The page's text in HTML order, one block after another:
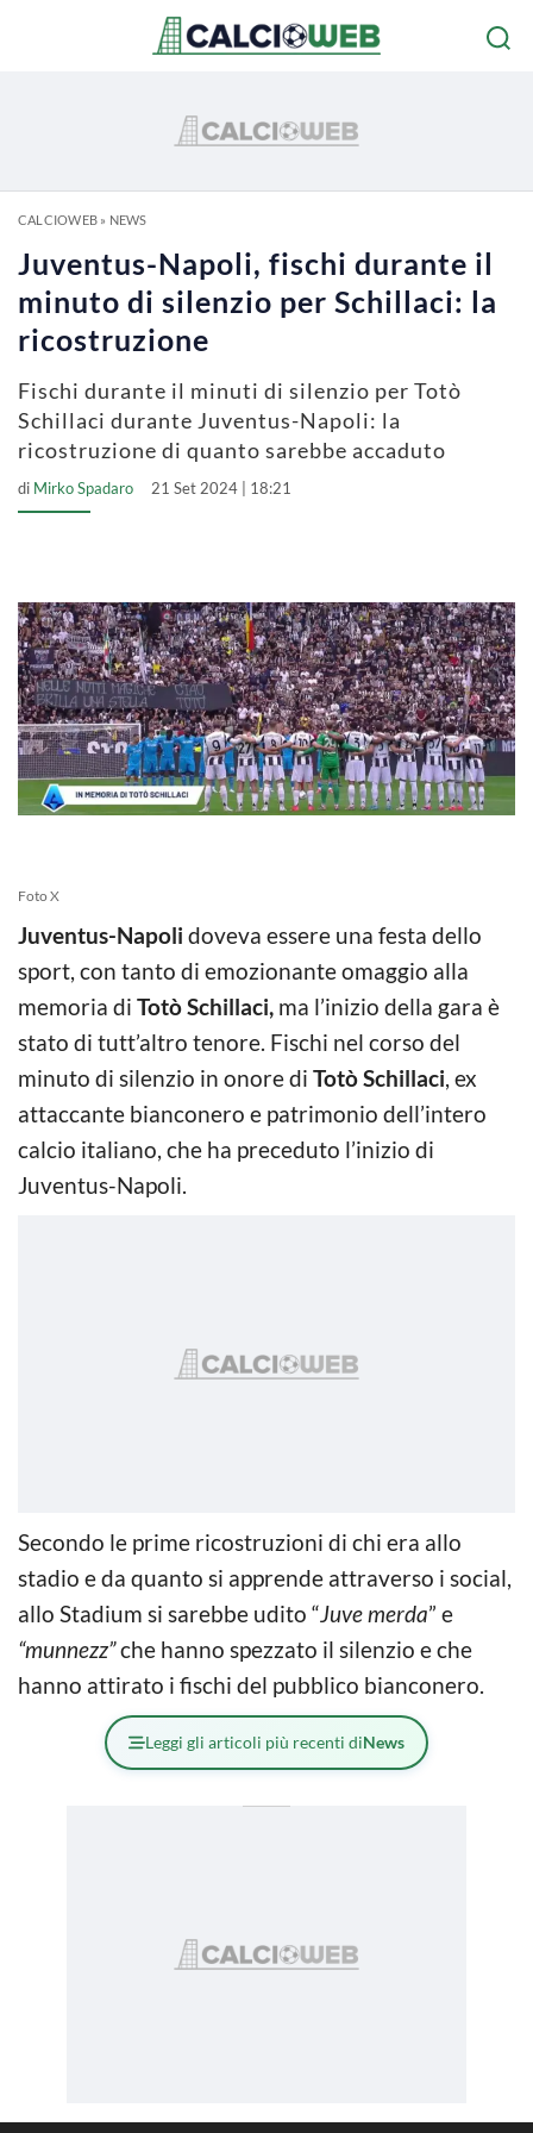
CALCIOWEB» NEWS
Juventus-Napoli, fischi durante il
minuto di silenzio per Schillaci: la
ricostruzione
Fischi durante il minuti di silenzio per Totò
Schillaci durante Juventus-Napoli: la
ricostruzione di quanto sarebbe accaduto
di Mirko Spadaro 21 Set 2024 | 18:21
Foto X
Juventus-Napoli doveva essere una festa dello
sport, con tanto di emozionante omaggio alla
memoria di Totò Schillaci, ma l’inizio della gara è
stato di tutt’altro tenore. Fischi nel corso del
minuto di silenzio in onore di Totò Schillaci, ex
attaccante bianconero e patrimonio dell’intero
calcio italiano, che ha preceduto l’inizio di
Juventus-Napoli.
Secondo le prime ricostruzioni di chi era allo
stadio e da quanto si apprende attraverso i social,
allo Stadium si sarebbe udito “Juve merda” e
“munnezz”che hanno spezzato il silenzio e che
hanno attirato i fischi del pubblico bianconero.
Leggi gli articoli più recenti diNews